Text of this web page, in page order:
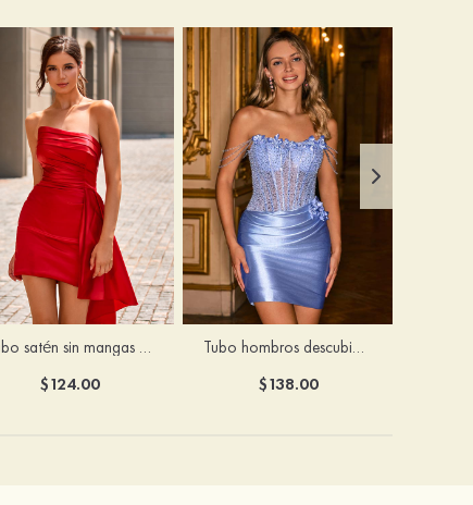
Tubo satén sin mangas corto/mini vestido para homecoming
$124.00
Tubo hombros descubiertos seda como el satén corto vestido para homecoming
$138.00